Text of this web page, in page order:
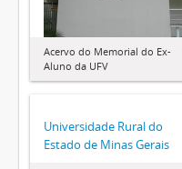
Acervo do Memorial do Ex-
Aluno da UFV
Universidade Rural do
Estado de Minas Gerais